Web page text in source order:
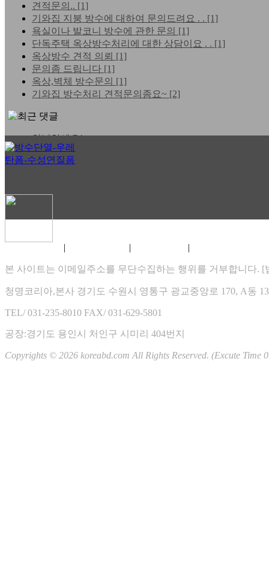
견적문의.. [1]
기와집 지붕 방수에 대하여 문의드려요 . . [1]
욕실이나 발코니 방수에 관한 문의 [1]
단독주택 옥상방수처리에 대한 상담이요 . . [1]
옥상방수 견적 의뢰 [1]
문의좀 드립니다 [1]
옥상,벽체 방수문의 [1]
기와집 방수처리 견적문의좀요~ [2]
안녕하세요!
홈페이지 바이러스 문제 . .
실시간 TV보기 -https://ha . .
협력회사를 모집합니다.
즐거운 설 명절 보내세요 ~
코리아방수단열 인사드립니다.
2026.08
01
02 03 04 05 06 07 08
16 17 18 19 20 21 22
| | |
본 사이트는 이메일주소를 무단수집하는 행위를 거부합니다. [
청명코리아,본사 경기도 수원시 영통구 광교중앙로 170, A동
TEL/ 031-235-8010 FAX/ 031-629-5801
공장:경기도 용인시 처인구 시미리 404번지
Copyrights © 2026 koreabd.com All Rights Reserved. (Excute Time